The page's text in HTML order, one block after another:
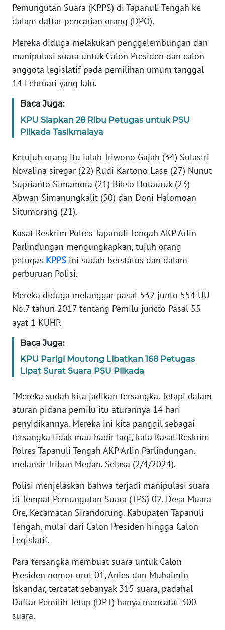
Pemungutan Suara (KPPS) di Tapanuli Tengah ke
dalam daftar pencarian orang (DPO).
Mereka diduga melakukan penggelembungan dan
manipulasi suara untuk Calon Presiden dan calon
anggota legislatif pada pemilihan umum tanggal
14 Februari yang lalu.
Baca Juga:
KPU Siapkan 28 Ribu Petugas untuk PSU
Pilkada Tasikmalaya
Ketujuh orang itu ialah Triwono Gajah (34) Sulastri
Novalina siregar (22) Rudi Kartono Lase (27) Nunut
Suprianto Simamora (21) Bikso Hutauruk (23)
Abwan Simanungkalit (50) dan Doni Halomoan
Situmorang (21).
Kasat Reskrim Polres Tapanuli Tengah AKP Arlin
Parlindungan mengungkapkan, tujuh orang
petugas KPPS ini sudah berstatus dan dalam
perburuan Polisi.
Mereka diduga melanggar pasal 532 junto 554 UU
No.7 tahun 2017 tentang Pemilu juncto Pasal 55
ayat 1 KUHP.
Baca Juga:
KPU Parigi Moutong Libatkan 168 Petugas
Lipat Surat Suara PSU Pilkada
"Mereka sudah kita jadikan tersangka. Tetapi dalam
aturan pidana pemilu itu aturannya 14 hari
penyidikannya. Mereka ini kita panggil sebagai
tersangka tidak mau hadir lagi,"kata Kasat Reskrim
Polres Tapanuli Tengah AKP Arlin Parlindungan,
melansir Tribun Medan, Selasa (2/4/2024).
Polisi menjelaskan bahwa terjadi manipulasi suara
di Tempat Pemungutan Suara (TPS) 02, Desa Muara
Ore, Kecamatan Sirandorung, Kabupaten Tapanuli
Tengah, mulai dari Calon Presiden hingga Calon
Legislatif.
Para tersangka membuat suara untuk Calon
Presiden nomor urut 01, Anies dan Muhaimin
Iskandar, tercatat sebanyak 315 suara, padahal
Daftar Pemilih Tetap (DPT) hanya mencatat 300
suara.
KONTAK
INFO
KAMI
PEDOMAN
REDAKSI
KARIR
DISCLAIMER
Wahana
News
Regional
WN
SUMUT
WN
WN
WN
BANTEN
WN
NTT
WN
KEPRI
WN
PAPUA
WN
PAPUA
RIAU